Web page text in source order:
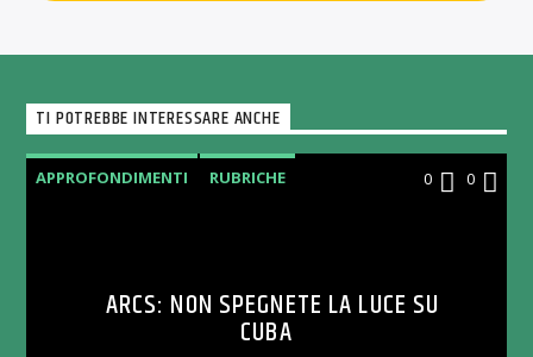
TI POTREBBE INTERESSARE ANCHE
APPROFONDIMENTI RUBRICHE 0 0
ARCS: NON SPEGNETE LA LUCE SU
CUBA